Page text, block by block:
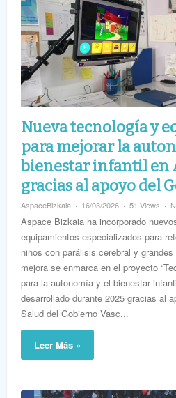
Nueva tecnología y
para mejorar la
bienestar infantil en
gracias al apoyo del
AspaceBizkaia 16/03/2026 51 Views
Aspace Bizkaia ha incorporado
equipamientos especializados para
niños con parálisis cerebral y
mejora se enmarca en el proyecto
para la autonomía y el bienestar
desarrollado durante 2025 gracias al
Salud del Gobierno Vasc...
Leer Más »